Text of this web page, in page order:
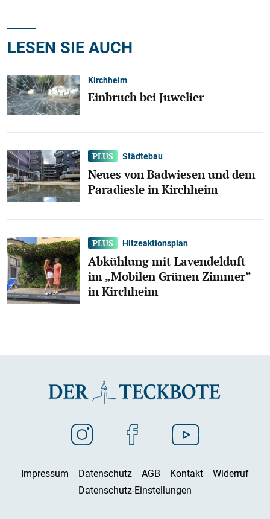
LESEN SIE AUCH
Kirchheim
Einbruch bei Juwelier
Städtebau
Neues von Badwiesen und dem
Paradiesle in Kirchheim
Hitzeaktionsplan
Abkühlung mit Lavendelduft
im „Mobilen Grünen Zimmer“
in Kirchheim
Impressum Datenschutz AGB Kontakt
Widerruf
Datenschutz-Einstellungen